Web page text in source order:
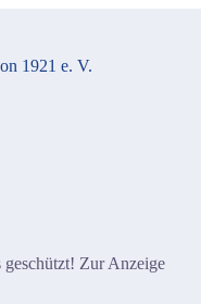
Zur Anzeige